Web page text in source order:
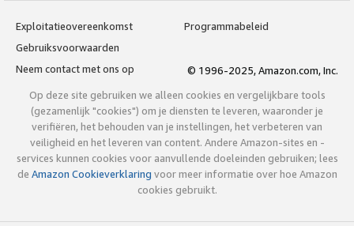
Exploitatieovereenkomst
Programmabeleid
Gebruiksvoorwaarden
Neem contact met ons op
© 1996-2025, Amazon.com, Inc.
Op deze site gebruiken we alleen cookies en vergelijkbare tools
(gezamenlijk "cookies") om je diensten te leveren, waaronder je
verifiëren, het behouden van je instellingen, het verbeteren van
veiligheid en het leveren van content. Andere Amazon-sites en -
services kunnen cookies voor aanvullende doeleinden gebruiken; lees
de Amazon Cookieverklaring voor meer informatie over hoe Amazon
cookies gebruikt.